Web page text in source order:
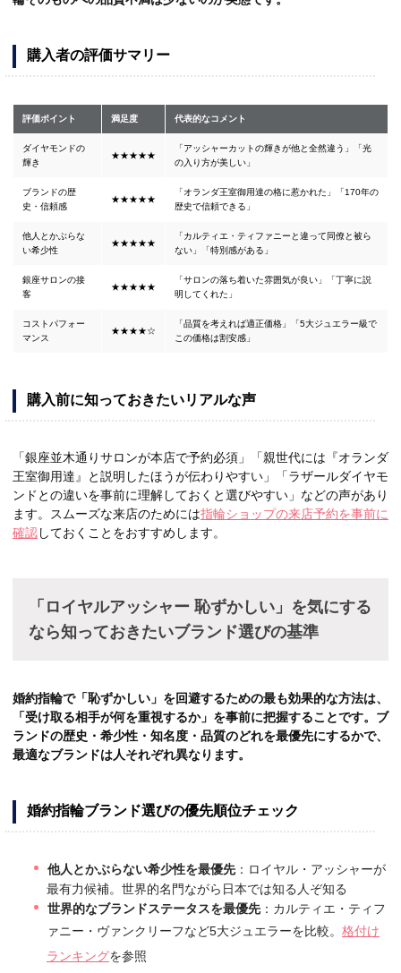
購入者の評価サマリー
評価ポイント 満足度 代表的なコメント
ダイヤモンドの
輝き
★★★★★
「アッシャーカットの輝きが他と全然違う」「光
の入り方が美しい」
ブランドの歴
史・信頼感
★★★★★
「オランダ王室御用達の格に惹かれた」「170年の
歴史で信頼できる」
他人とかぶらな
い希少性
★★★★★
「カルティエ・ティファニーと違って同僚と被ら
ない」「特別感がある」
銀座サロンの接
客
★★★★★
「サロンの落ち着いた雰囲気が良い」「丁寧に説
明してくれた」
コストパフォー
マンス
★★★★☆
「品質を考えれば適正価格」「5大ジュエラー級で
この価格は割安感」
購入前に知っておきたいリアルな声
「銀座並木通りサロンが本店で予約必須」「親世代には『オランダ
王室御用達』と説明したほうが伝わりやすい」「ラザールダイヤモ
ンドとの違いを事前に理解しておくと選びやすい」などの声があり
ます。スムーズな来店のためには指輪ショップの来店予約を事前に
確認しておくことをおすすめします。
「ロイヤルアッシャー 恥ずかしい」を気にする
なら知っておきたいブランド選びの基準
婚約指輪で「恥ずかしい」を回避するための最も効果的な方法は、
「受け取る相手が何を重視するか」を事前に把握することです。ブ
ランドの歴史・希少性・知名度・品質のどれを最優先にするかで、
最適なブランドは人それぞれ異なります。
婚約指輪ブランド選びの優先順位チェック
他人とかぶらない希少性を最優先：ロイヤル・アッシャーが
最有力候補。世界的名門ながら日本では知る人ぞ知る
世界的なブランドステータスを最優先：カルティエ・ティフ
ァニー・ヴァンクリーフなど5大ジュエラーを比較。 格付け
ランキングを参照